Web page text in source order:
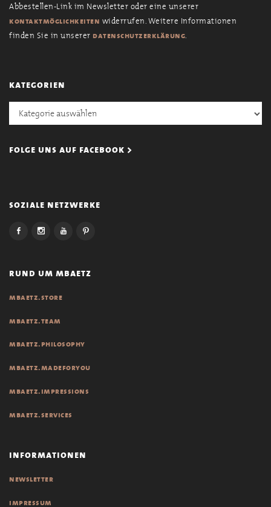
Abbestellen-Link im Newsletter oder eine unserer
kontaktmöglichkeiten widerrufen. Weitere Informationen
finden Sie in unserer datenschutzerklärung.
kategorien
Kategorien
folge uns auf facebook >
soziale netzwerke
rund um mbaetz
mbaetz.store
mbaetz.team
mbaetz.philosophy
mbaetz.madeforyou
mbaetz.impressions
mbaetz.services
informationen
newsletter
impressum